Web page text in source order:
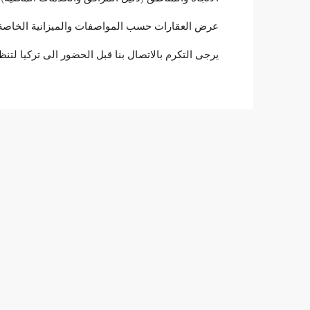
عرض العقارات حسب المواصفات والميزانية
يرجى التكرم بالاتصال بنا قبل الحضور الى تركيا